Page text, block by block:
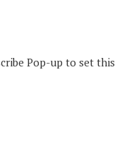
Pop-up to set this